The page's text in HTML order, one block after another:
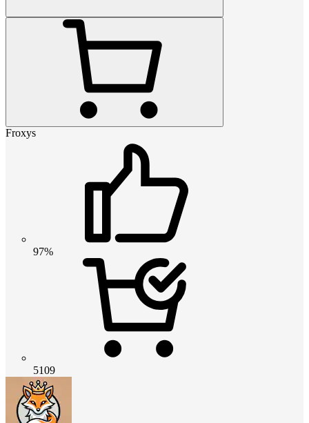
Froxys
97%
5109